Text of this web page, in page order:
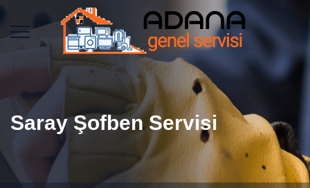
Saray Şofben Servisi